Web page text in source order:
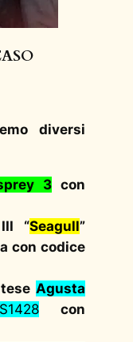
diversi
3 con
“Seagull”
con codice
Agusta
con